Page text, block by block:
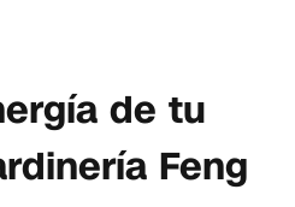
de tu
Feng